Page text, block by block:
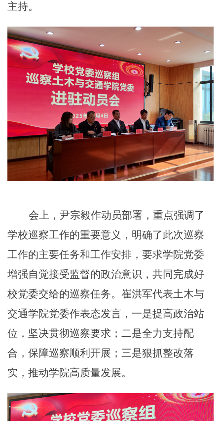
主持。
会上，尹宗毅作动员部署，重点强调了
学校巡察工作的重要意义，明确了此次巡察
工作的主要任务和工作安排 ，要求学院党委
增强自觉接受监督的政治意识，共同完成好
校党委交给的巡察任务。崔洪军代表土木与
交通学院党委作表态发言，一是提高政治站
位，坚决贯彻巡察要求 ；二是全力支持配
合，保障巡察顺利开展 ；三是狠抓整改落
实，推动学院高质量发展。